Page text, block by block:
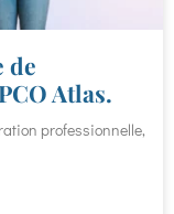
de
Atlas.
professionnelle,